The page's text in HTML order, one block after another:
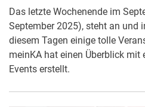
Das letzte Wochenende im
September 2025), steht an und
diesem Tagen einige tolle
meinKA hat einen Überblick mit
Events erstellt.